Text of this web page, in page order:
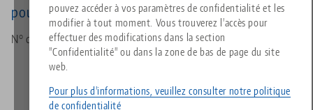
pouvez accéder à vos paramètres de confidentialité et les
modifier à tout moment. Vous trouverez l'accès pour
effectuer des modifications dans la section
"Confidentialité" ou dans la zone de bas de page du site
web.
Pour plus d'informations, veuillez consulter notre politique
de confidentialité
Technologie de serrage des
Aperçu des produits
Innovations
Commande de catalogue
Salons professionnels
Services
Quicklinks
Téléchargements
Downloads
pour Quick•Point® Plaque 45890, 18 x 22 mm
N° d'art 452218